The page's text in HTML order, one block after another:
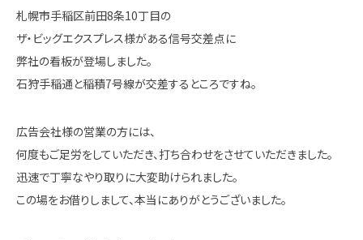
札幌市手稲区前田8条10丁目の
ザ・ビッグエクスプレス様がある信号交差点に
弊社の看板が登場しました。
石狩手稲通と稲積7号線が交差するところですね。
広告会社様の営業の方には、
何度もご足労をしていただき、打ち合わせをさせていただきました。
迅速で丁寧なやり取りに大変助けられました。
この場をお借りしまして、本当にありがとうございました。